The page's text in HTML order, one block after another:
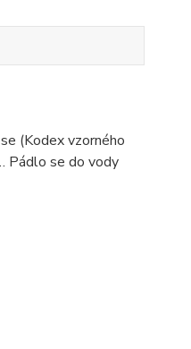
(Kodex vzorného
Pádlo se do vody